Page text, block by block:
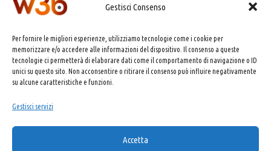
Gestisci Consenso
Per fornire le migliori esperienze, utilizziamo tecnologie come i cookie per
memorizzare e/o accedere alle informazioni del dispositivo. Il consenso a queste
tecnologie ci permetterà di elaborare dati come il comportamento di navigazione o ID
unici su questo sito. Non acconsentire o ritirare il consenso può influire negativamente
su alcune caratteristiche e funzioni.
Gestisci servizi
Accetta
DIRETTORE RESPONSABILE:
CHIARA PORTA
REDAZIONE & GRAFICA:EOIPSO.IT
EDITORE:EOIPSO.IT
CONTATTI:redazione@presskit.it
COPYRIGHT 2025 EO IPSO SRL